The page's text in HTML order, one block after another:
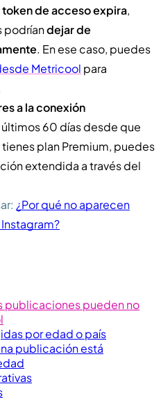
token de acceso expira,
podríandejar de
. En ese caso, puedes
Metricool para
a la conexión
últimos 60 días desde que
plan Premium, puedes
extendida a través del
¿Por qué no aparecen
publicaciones pueden no
por edad o país
publicación está